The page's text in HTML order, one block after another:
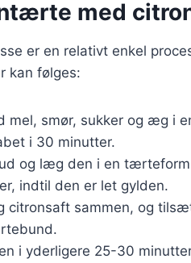
med
er en relativt enkel
kan følges:
mel, smør, sukker og æg i
i 30 minutter.
og læg den i en
indtil den er let gylden.
citronsaft sammen, og
i yderligere 25-30